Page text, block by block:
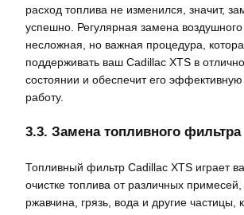
расход топлива не изменился, значит,
успешно. Регулярная замена
несложная, но важная процедура,
поддерживать ваш Cadillac XTS в
состоянии и обеспечит его
работу.
3.3. Замена топливного фильтра
Топливный фильтр Cadillac XTS играет
очистке топлива от различных примесей,
ржавчина, грязь, вода и другие частицы,